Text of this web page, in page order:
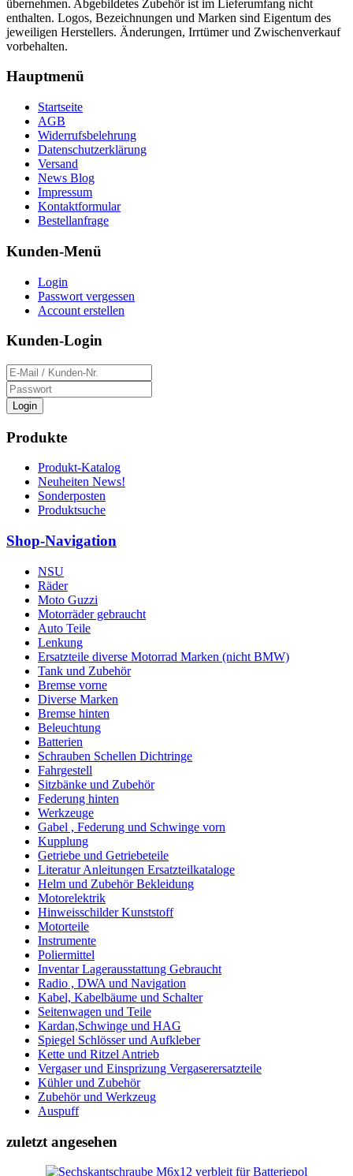
übernehmen. Abgebildetes Zubehör ist im Lieferumfang nicht
enthalten. Logos, Bezeichnungen und Marken sind Eigentum des
jeweiligen Herstellers. Änderungen, Irrtümer und Zwischenverkauf
vorbehalten.
Hauptmenü
Startseite
AGB
Widerrufsbelehrung
Datenschutzerklärung
Versand
News Blog
Impressum
Kontaktformular
Bestellanfrage
Kunden-Menü
Login
Passwort vergessen
Account erstellen
Kunden-Login
Login
Produkte
Produkt-Katalog
Neuheiten News!
Sonderposten
Produktsuche
Shop-Navigation
NSU
Räder
Moto Guzzi
Motorräder gebraucht
Auto Teile
Lenkung
Ersatzteile diverse Motorrad Marken (nicht BMW)
Tank und Zubehör
Bremse vorne
Diverse Marken
Bremse hinten
Beleuchtung
Batterien
Schrauben Schellen Dichtringe
Fahrgestell
Sitzbänke und Zubehör
Federung hinten
Werkzeuge
Gabel , Federung und Schwinge vorn
Kupplung
Getriebe und Getriebeteile
Literatur Anleitungen Ersatzteilkataloge
Helm und Zubehör Bekleidung
Motorelektrik
Hinweisschilder Kunststoff
Motorteile
Instrumente
Poliermittel
Inventar Lagerausstattung Gebraucht
Radio , DWA und Navigation
Kabel, Kabelbäume und Schalter
Seitenwagen und Teile
Kardan,Schwinge und HAG
Spiegel Schlösser und Aufkleber
Kette und Ritzel Antrieb
Vergaser und Einsprizung Vergaserersatzteile
Kühler und Zubehör
Zubehör und Werkzeug
Auspuff
zuletzt angesehen